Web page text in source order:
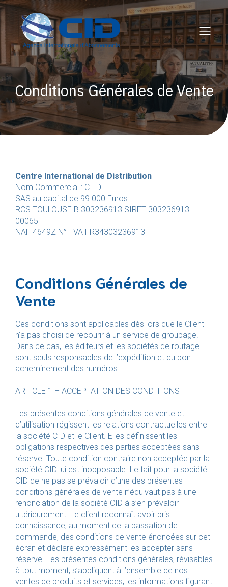
Conditions Générales de Vente
Centre International de Distribution
Nom Commercial : C.I.D
SAS au capital de 99 000 Euros.
RCS TOULOUSE B 303236913 SIRET 303236913
00065
NAF 4649Z N° TVA FR34303236913
Conditions Générales de
Vente
Ces conditions sont applicables dès lors que le Client
n’a pas choisi de recourir à un service de groupage.
Dans ce cas, les éditeurs et les sociétés de routage
sont seuls responsables de l’expédition et du bon
acheminement des numéros.
ARTICLE 1 – ACCEPTATION DES CONDITIONS
Les présentes conditions générales de vente et
d’utilisation régissent les relations contractuelles entre
la société CID et le Client. Elles définissent les
obligations respectives des parties acceptées sans
réserve. Toute condition contraire non acceptée par la
société CID lui est inopposable. Le fait pour la société
CID de ne pas se prévaloir d’une des présentes
conditions générales de vente n’équivaut pas à une
renonciation de la société CID à s’en prévaloir
ultérieurement. Le client reconnaît avoir pris
connaissance, au moment de la passation de
commande, des conditions de vente énoncées sur cet
écran et déclare expressément les accepter sans
réserve. Les présentes conditions générales, révisables
à tout moment, s’appliquent à l’ensemble de nos
ventes de produits et services, les informations figurant